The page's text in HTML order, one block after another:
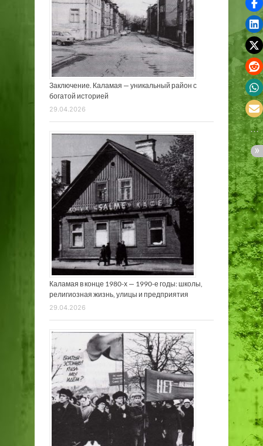
Заключение. Каламая — уникальный район с
богатой историей
29.04.2026
Каламая в конце 1980-х — 1990-е годы: школы,
религиозная жизнь, улицы и предприятия
29.04.2026